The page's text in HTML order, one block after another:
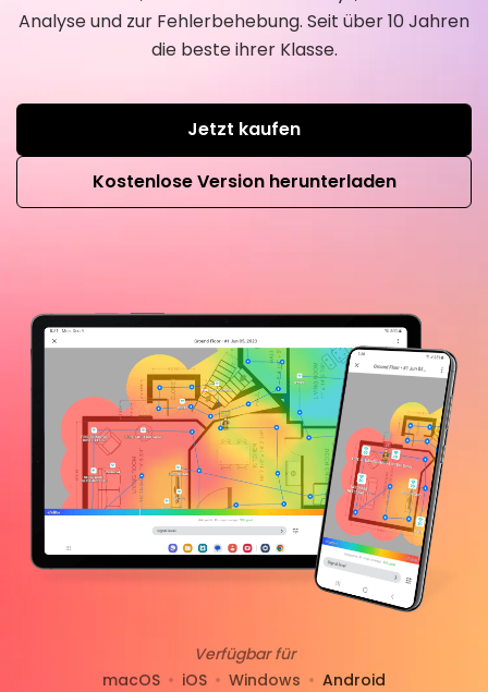
Analyse und zur Fehlerbehebung. Seit über 10 Jahren
die beste ihrer Klasse.
Jetzt kaufen
Kostenlose Version herunterladen
Verfügbar für
macOS
iOS Windows Android